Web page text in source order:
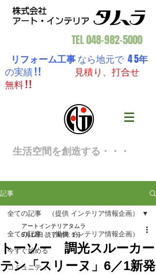
TEL048-982-5000
リフォーム工事なら地元で 4 5年
の実績 ! !
見積り、打合せ
無料 ! !
生活空間を創造する・・・
記事
全ての記事 （提供 インテリア情報企画）
今すぐ始める
コミュニティ
全ての記事 （提供 インテリア情報企画）
トーソー 調光スルーカー
テン「スリーヌ」6／1新発
アートインテリアタムラ
5月12日 読了時間: 1分